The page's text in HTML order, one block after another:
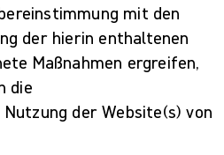
mit den
der hierin enthaltenen
Maßnahmen ergreifen,
die
der Website(s) von